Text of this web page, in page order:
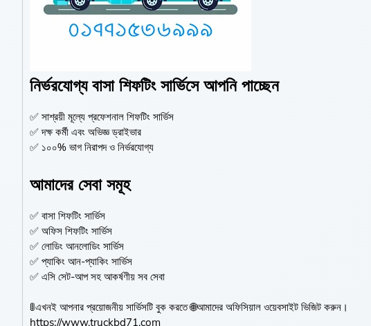
নির্ভরযোগ্য বাসা শিফটিং সার্ভিসে আপনি পাচ্ছেন
✅ সাশ্রয়ী মূল্যে প্রফেশনাল শিফটিং সার্ভিস
✅ দক্ষ কর্মী এবং অভিজ্ঞ ড্রাইভার
✅ ১০০% ভাগ নিরাপদ ও নির্ভরযোগ্য
আমাদের সেবা সমূহ
✅ বাসা শিফটিং সার্ভিস
✅ অফিস শিফটিং সার্ভিস
✅ লোডিং আনলোডিং সার্ভিস
✅ প্যাকিং আন-প্যাকিং সার্ভিস
✅ এসি সেট-আপ সহ আকর্ষণীয় সব সেবা
🚦এখনই আপনার প্রয়োজনীয় সার্ভিসটি বুক করতে 🌐আমাদের অফিসিয়াল ওয়েবসাইট ভিজিট করুন।
https://www.truckbd71.com